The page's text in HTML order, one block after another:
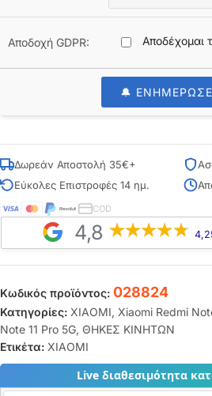
Αποδοχή GDPR: Αποδέχομαι
🔔
Δωρεάν Αποστολή 35€+
Εύκολες Επιστροφές 14 ημ.
COD
4,8
Κωδικός προϊόντος: 028824
Κατηγορίες: XIAOMI, Xiaomi Redmi
Note 11 Pro 5G, ΘΗΚΕΣ ΚΙΝΗΤΩΝ
Ετικέτα: XIAOMI
Live διαθεσιμότητα